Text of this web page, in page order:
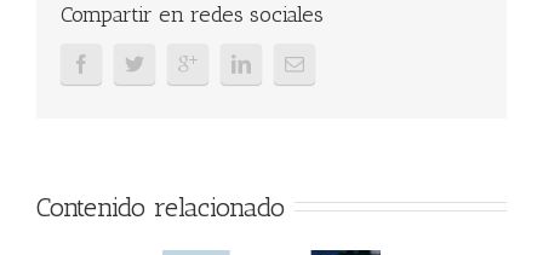
Compartir en redes sociales
Contenido relacionado